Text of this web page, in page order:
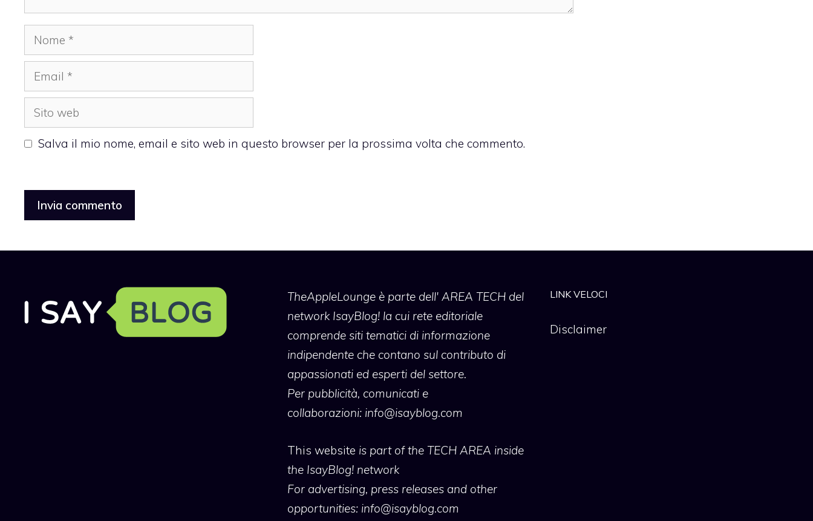
Nome
Email
Sito
web
Salva il mio nome, email e sito web in questo browser per la prossima volta che commento.
TheAppleLoungeè parte dell' AREA TECH del
network IsayBlog! la cui rete editoriale
comprende siti tematici di informazione
indipendente che contano sul contributo di
appassionati ed esperti del settore.
Per pubblicità, comunicati e
collaborazioni: info@isayblog.com
This website is part of the TECH AREA inside
the IsayBlog! network
For advertising, press releases and other
opportunities: info@isayblog.com
LINK VELOCI
Disclaimer